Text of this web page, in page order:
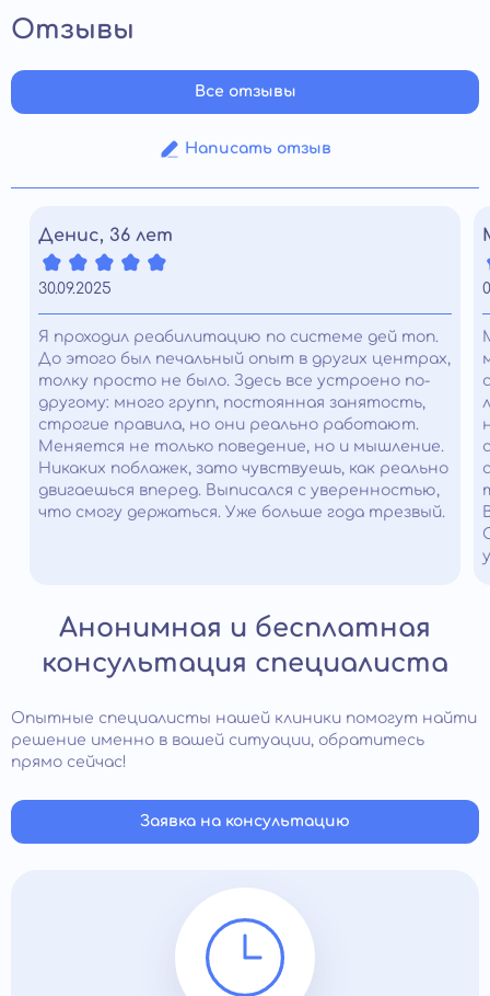
Отзывы
Написать отзыв
Все отзывы
Денис, 36 лет
30.09.2025
Я проходил реабилитацию по системе дей топ.
До этого был печальный опыт в других центрах,
толку просто не было. Здесь все устроено по-
другому: много групп, постоянная занятость,
строгие правила, но они реально работают.
Меняется не только поведение, но и мышление.
Никаких поблажек, зато чувствуешь, как реально
двигаешься вперед. Выписался с уверенностью,
что смогу держаться. Уже больше года трезвый.
Анонимная и бесплатная
консультация специалиста
Опытные специалисты нашей клиники помогут найти
решение именно в вашей ситуации, обратитесь
прямо сейчас!
Заявка на консультацию